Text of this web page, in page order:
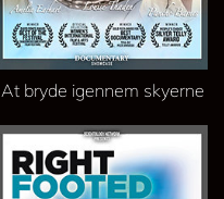
At bryde igennem skyerne